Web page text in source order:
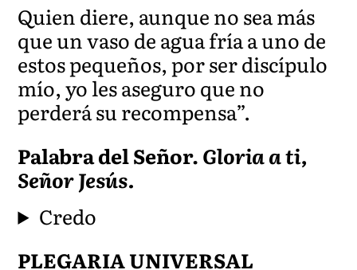
Quien diere, aunque no sea más
que un vaso de agua fría a uno de
estos pequeños, por ser discípulo
mío, yo les aseguro que no
perderá su recompensa”.
Palabra del Señor.Gloria a ti,
Señor Jesús.
Credo
PLEGARIA UNIVERSAL